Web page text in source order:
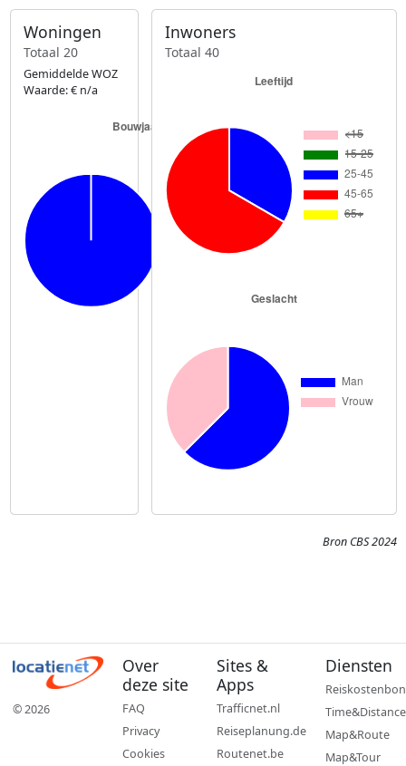
Woningen
Totaal 20
Gemiddelde WOZ
Waarde: € n/a
Inwoners
Totaal 40
Bron CBS 2024
© 2026
Over
deze site
FAQ
Privacy
Cookies
Sites &
Apps
Trafficnet.nl
Reiseplanung.de
Routenet.be
Diensten
Reiskostenbon
Time&Distance
Map&Route
Map&Tour